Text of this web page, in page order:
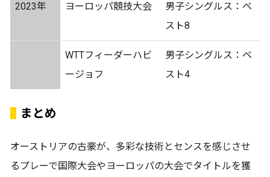
2023年 ヨーロッパ競技大会
男子シングルス：ベ
スト8
WTTフィーダーハビ
ージョフ
男子シングルス：ベ
スト4
まとめ
オーストリアの古豪が、多彩な技術とセンスを感じさせ
るプレーで国際大会やヨーロッパの大会でタイトルを獲